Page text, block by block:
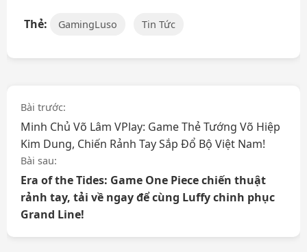
Thẻ: GamingLuso Tin Tức
Điều
hướng
bài
viết
Bài trước:
Minh Chủ Võ Lâm VPlay: Game Thẻ Tướng Võ Hiệp
Kim Dung, Chiến Rảnh Tay Sắp Đổ Bộ Việt Nam!
Bài sau:
Era of the Tides: Game One Piece chiến thuật
rảnh tay, tải về ngay để cùng Luffy chinh phục
Grand Line!